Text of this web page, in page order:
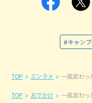
#キャンプ
TOP エンタメ 一風変わっ
TOP おでかけ 一風変わっ